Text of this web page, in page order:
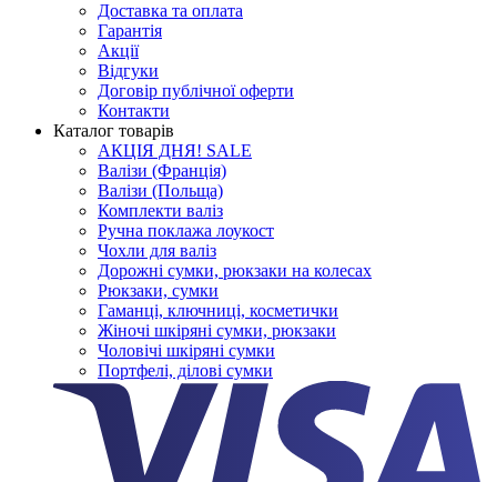
Доставка та оплата
Гарантія
Акції
Відгуки
Договір публічної оферти
Контакти
Каталог товарів
АКЦІЯ ДНЯ! SALE
Валізи (Франція)
Валізи (Польща)
Комплекти валіз
Ручна поклажа лоукост
Чохли для валіз
Дорожні сумки, рюкзаки на колесах
Рюкзаки, сумки
Гаманці, ключниці, косметички
Жіночі шкіряні сумки, рюкзаки
Чоловічі шкіряні сумки
Портфелі, ділові сумки